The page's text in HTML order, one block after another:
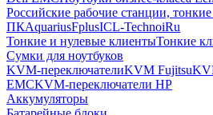
Российские рабочие станции,
ПКAquariusFplusICL-TechnoiRu
Тонкие и нулевые клиентыТонкие
Сумки для ноутбуков
KVM-переключателиKVM Fujitsu
EMCKVM-переключатели HP
Аккумуляторы